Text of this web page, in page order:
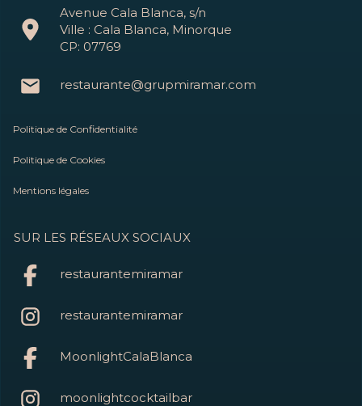
Avenue Cala Blanca, s/n
Ville : Cala Blanca, Minorque
CP: 07769
restaurante@grupmiramar.com
Politique de Confidentialité
Politique de Cookies
Mentions légales
SUR LES RÉSEAUX SOCIAUX
restaurantemiramar
restaurantemiramar
MoonlightCalaBlanca
moonlightcocktailbar